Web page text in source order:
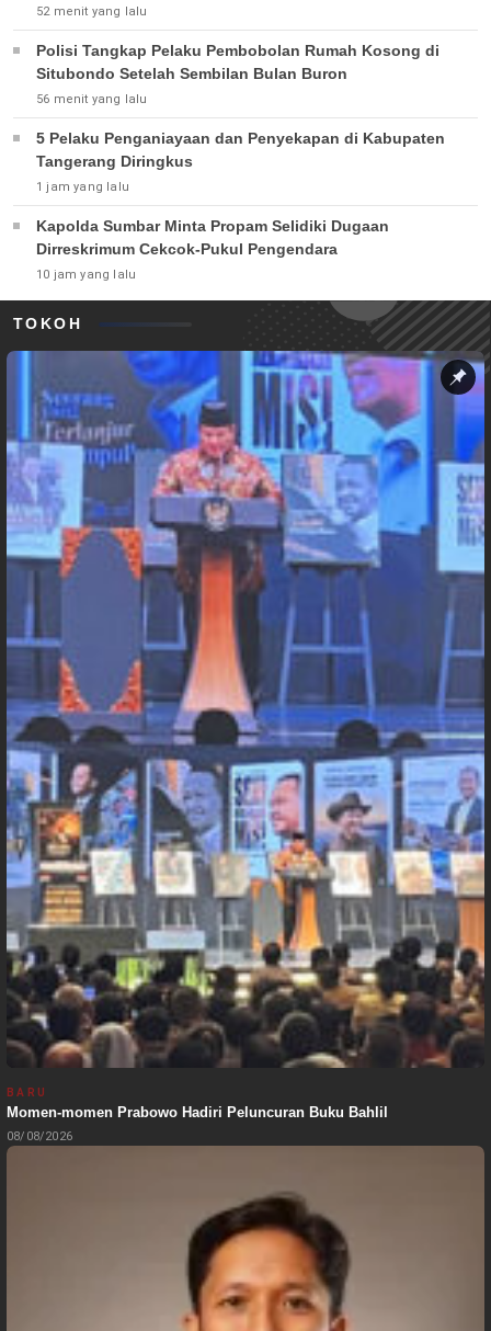
52 menit yang lalu
Polisi Tangkap Pelaku Pembobolan Rumah Kosong di
Situbondo Setelah Sembilan Bulan Buron
56 menit yang lalu
5 Pelaku Penganiayaan dan Penyekapan di Kabupaten
Tangerang Diringkus
1 jam yang lalu
Kapolda Sumbar Minta Propam Selidiki Dugaan
Dirreskrimum Cekcok-Pukul Pengendara
10 jam yang lalu
TOKOH
BARU
Momen-momen Prabowo Hadiri Peluncuran Buku Bahlil
08/08/2026